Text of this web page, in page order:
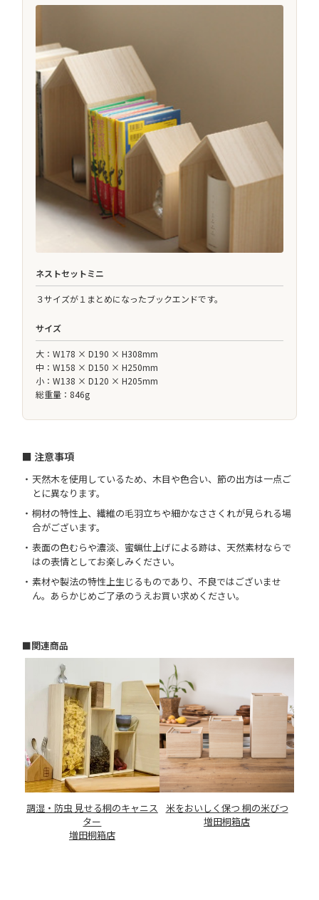
ネストセットミニ
３サイズが１まとめになったブックエンドです。
サイズ
大：W178 × D190 × H308mm
中：W158 × D150 × H250mm
小：W138 × D120 × H205mm
総重量：846g
■ 注意事項
天然木を使用しているため、木目や色合い、節の出方は一点ご
とに異なります。
桐材の特性上、繊維の毛羽立ちや細かなささくれが見られる場
合がございます。
表面の色むらや濃淡、蜜蝋仕上げによる跡は、天然素材ならで
はの表情としてお楽しみください。
素材や製法の特性上生じるものであり、不良ではございませ
ん。あらかじめご了承のうえお買い求めください。
■関連商品
調湿・防虫 見せる桐のキャニス
ター
増田桐箱店
米をおいしく保つ 桐の米びつ
増田桐箱店